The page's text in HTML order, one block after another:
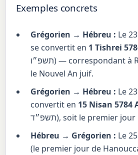
Exemples concrets
Grégorien → Hébreu : Le
se convertit en 1 Tishrei
תשפ״ו) — correspondant à
le Nouvel An juif.
Grégorien → Hébreu : Le
convertit en 15 Nisan 5784
תשפ״ד), soit le premier jour
Hébreu → Grégorien : Le
(le premier jour de